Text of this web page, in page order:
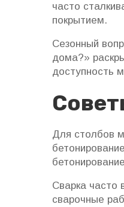
часто
покрытием.
Сезонный
дома?»
доступность
Для столбов
Сварка часто
сварочные